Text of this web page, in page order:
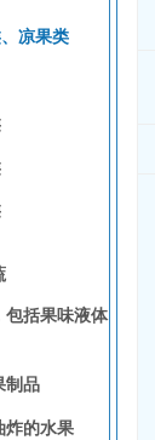
凉果类
包括果味液体
制品
炸的水果